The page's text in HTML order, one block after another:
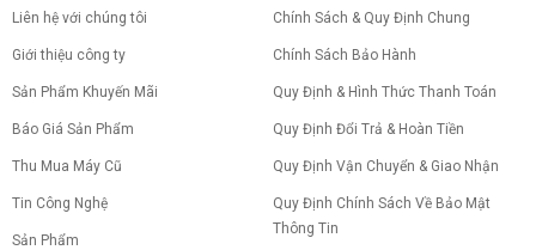
Liên hệ với chúng tôi
Giới thiệu công ty
Sản Phẩm Khuyến Mãi
Báo Giá Sản Phẩm
Thu Mua Máy Cũ
Tin Công Nghệ
Sản Phẩm
Chính Sách & Quy Định Chung
Chính Sách Bảo Hành
Quy Định & Hình Thức Thanh Toán
Quy Định Đổi Trả & Hoàn Tiền
Quy Định Vận Chuyển & Giao Nhận
Quy Định Chính Sách Về Bảo Mật
Thông Tin